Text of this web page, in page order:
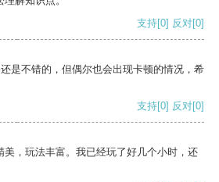
支持[0] 反对[0]
是不错的，但偶尔也会出现卡顿的情况，希
支持[0] 反对[0]
美，玩法丰富。我已经玩了好几个小时，还